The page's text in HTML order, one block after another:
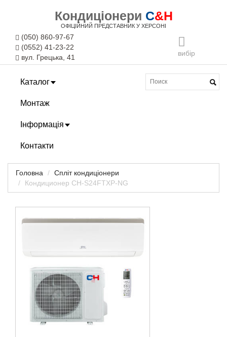
Кондиціонери C&H
ОФІЦІЙНИЙ ПРЕДСТАВНИК У ХЕРСОНІ
вибір
(050) 860-97-67
(0552) 41-23-22
вул. Грецька, 41
Каталог
Монтаж
Інформація
Контакти
Головна
Спліт кондиціонери
Кондиционер CH-S24FTXP-NG